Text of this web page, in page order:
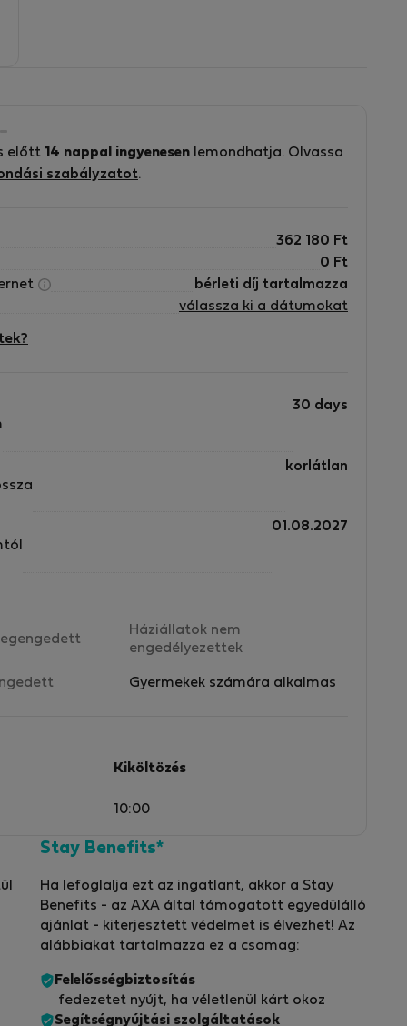
előtt 14 nappal ingyenesen lemondhatja. Olvassa
szabályzatot.
362 180 Ft
0 Ft
bérleti díj tartalmazza
válassza ki a dátumokat
30 days
korlátlan
01.08.2027
Háziállatok nem
engedélyezettek
Gyermekek számára alkalmas
Kiköltözés
10:00
Stay Benefits*
Ha lefoglalja ezt az ingatlant, akkor a Stay
Benefits - az AXA által támogatott egyedülálló
ajánlat - kiterjesztett védelmet is élvezhet! Az
alábbiakat tartalmazza ez a csomag:
Felelősségbiztosítás
fedezetet nyújt, ha véletlenül kárt okoz
Segítségnyújtási szolgáltatások